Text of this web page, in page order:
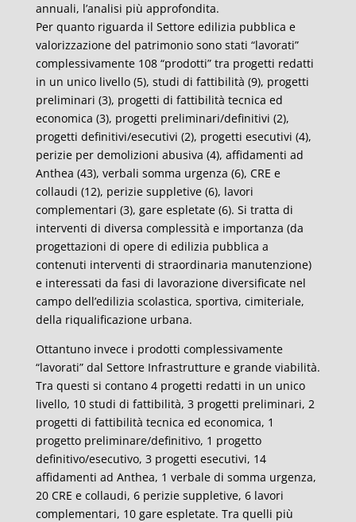
annuali, l’analisi più approfondita.
Per quanto riguarda il Settore edilizia pubblica e
valorizzazione del patrimonio sono stati “lavorati”
complessivamente 108 “prodotti” tra progetti redatti
in un unico livello (5), studi di fattibilità (9), progetti
preliminari (3), progetti di fattibilità tecnica ed
economica (3), progetti preliminari/definitivi (2),
progetti definitivi/esecutivi (2), progetti esecutivi (4),
perizie per demolizioni abusiva (4), affidamenti ad
Anthea (43), verbali somma urgenza (6), CRE e
collaudi (12), perizie suppletive (6), lavori
complementari (3), gare espletate (6). Si tratta di
interventi di diversa complessità e importanza (da
progettazioni di opere di edilizia pubblica a
contenuti interventi di straordinaria manutenzione)
e interessati da fasi di lavorazione diversificate nel
campo dell’edilizia scolastica, sportiva, cimiteriale,
della riqualificazione urbana.
Ottantuno invece i prodotti complessivamente
“lavorati” dal Settore Infrastrutture e grande viabilità.
Tra questi si contano 4 progetti redatti in un unico
livello, 10 studi di fattibilità, 3 progetti preliminari, 2
progetti di fattibilità tecnica ed economica, 1
progetto preliminare/definitivo, 1 progetto
definitivo/esecutivo, 3 progetti esecutivi, 14
affidamenti ad Anthea, 1 verbale di somma urgenza,
20 CRE e collaudi, 6 perizie suppletive, 6 lavori
complementari, 10 gare espletate. Tra quelli più